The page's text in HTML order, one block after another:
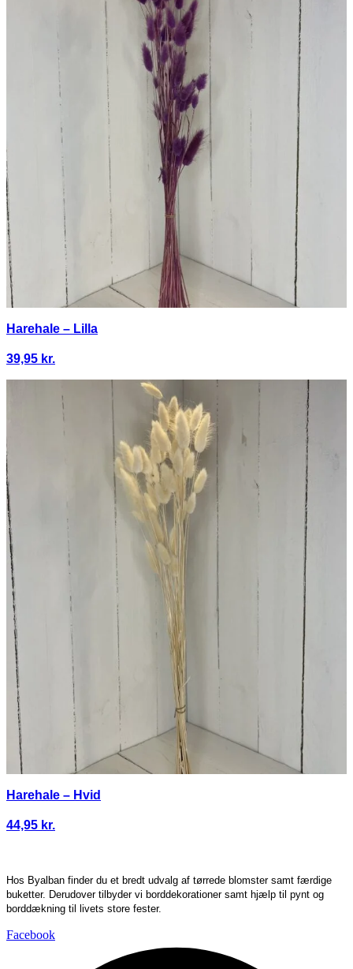
Harehale – Lilla
39,95 kr.
Harehale – Hvid
44,95 kr.
Hos Byalban finder du et bredt udvalg af tørrede blomster samt færdige
buketter. Derudover tilbyder vi borddekorationer samt hjælp til pynt og
borddækning til livets store fester.
Facebook